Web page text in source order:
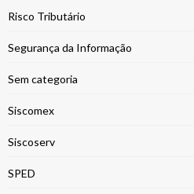
Risco Tributário
Segurança da Informação
Sem categoria
Siscomex
Siscoserv
SPED